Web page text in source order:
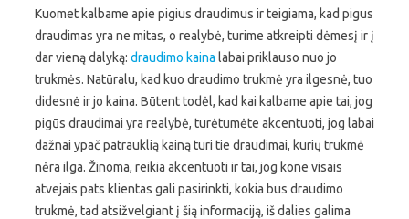
Kuomet kalbame apie pigius draudimus ir teigiama, kad pigus
draudimas yra ne mitas, o realybė, turime atkreipti dėmesį ir į
dar vieną dalyką: draudimo kaina labai priklauso nuo jo
trukmės. Natūralu, kad kuo draudimo trukmė yra ilgesnė, tuo
didesnė ir jo kaina. Būtent todėl, kad kai kalbame apie tai, jog
pigūs draudimai yra realybė, turėtumėte akcentuoti, jog labai
dažnai ypač patrauklią kainą turi tie draudimai, kurių trukmė
nėra ilga. Žinoma, reikia akcentuoti ir tai, jog kone visais
atvejais pats klientas gali pasirinkti, kokia bus draudimo
trukmė, tad atsižvelgiant į šią informaciją, iš dalies galima